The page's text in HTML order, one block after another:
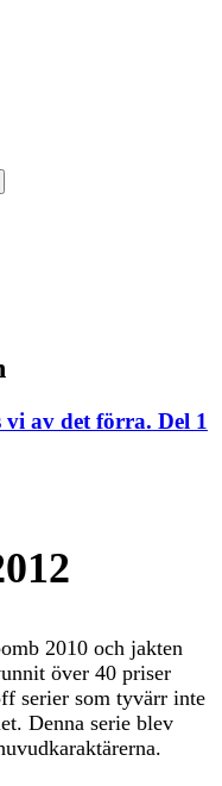
av det förra. Del 1
2010 och jakten
över 40 priser
serier som tyvärr inte
Denna serie blev